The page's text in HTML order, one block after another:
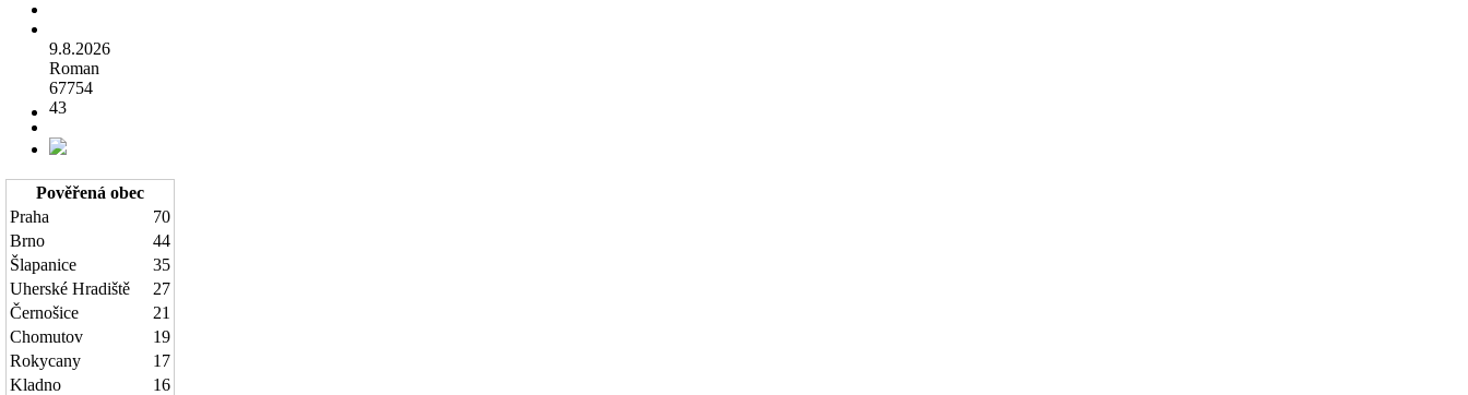
9.8.2026
Roman
67754
43
Pověřená obec
Praha
70
Brno
44
Šlapanice
35
Uherské Hradiště
27
Černošice
21
Chomutov
19
Rokycany
17
Kladno
16